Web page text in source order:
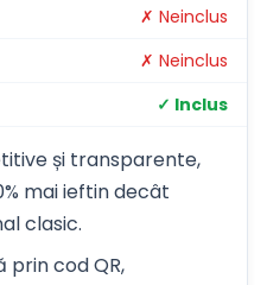
✗ Neinclus
✗ Neinclus
✓ Inclus
și transparente,
mai ieftin decât
clasic.
cod QR,